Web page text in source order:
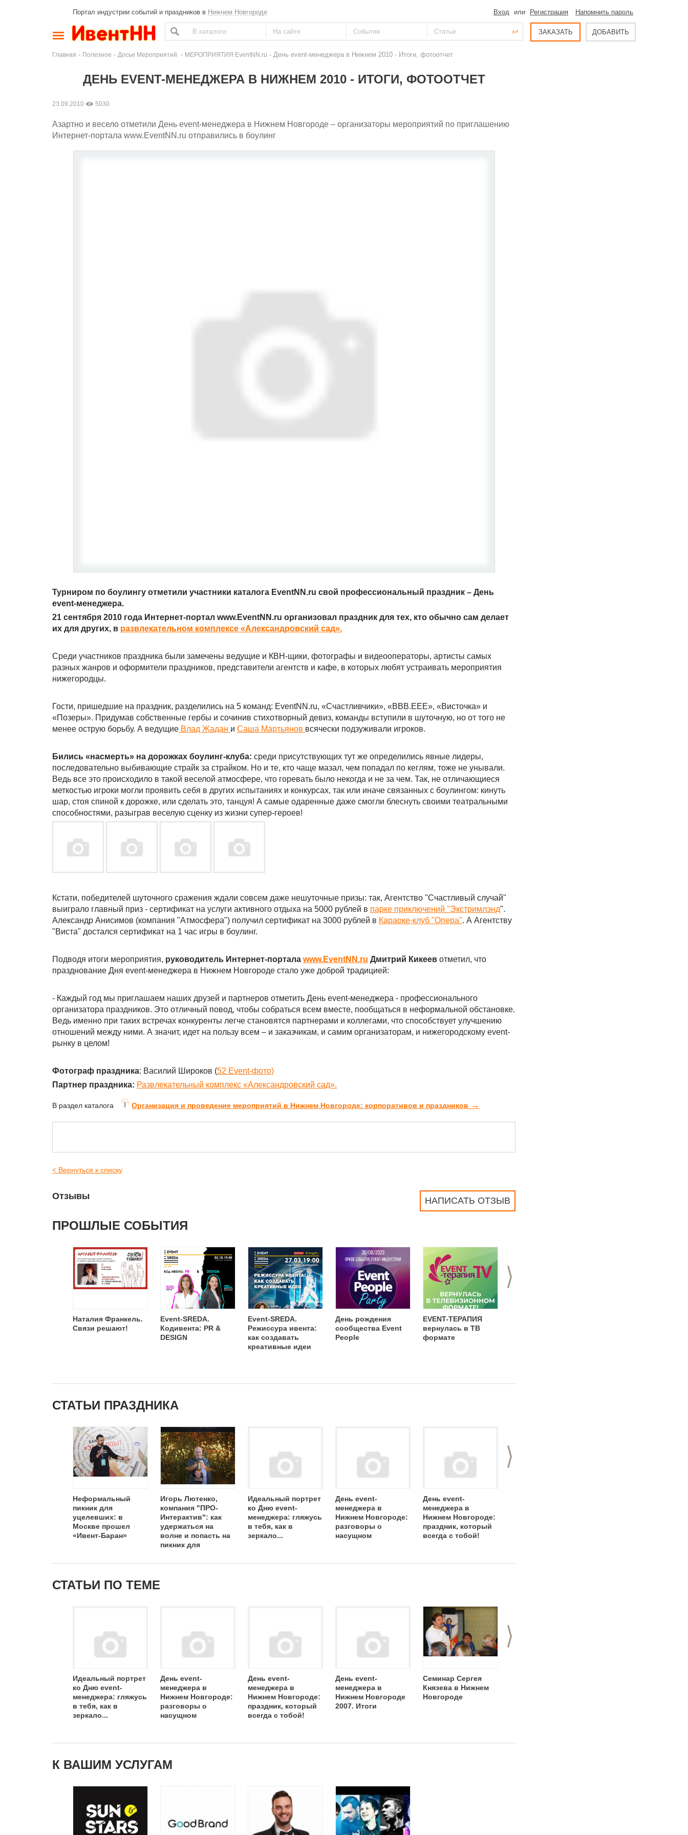
Портал индустрии событий и праздников в Нижнем Новгороде Вход или Регистрация Напомнить пароль
ЗАКАЗАТЬ ДОБАВИТЬ
Главная - Полезное - Досье Мероприятий - МЕРОПРИЯТИЯ EventNN.ru - День event-менеджера в Нижнем 2010 - Итоги, фотоотчет
ДЕНЬ EVENT-МЕНЕДЖЕРА В НИЖНЕМ 2010 - ИТОГИ, ФОТООТЧЕТ
23.09.2010 5030
Азартно и весело отметили День event-менеджера в Нижнем Новгороде – организаторы мероприятий по приглашению
Интернет-портала www.EventNN.ru отправились в боулинг
Турниром по боулингу отметили участники каталога EventNN.ru свой профессиональный праздник – День
event-менеджера.
21 сентября 2010 года Интернет-портал www.EventNN.ru организовал праздник для тех, кто обычно сам делает
их для других, в развлекательном комплексе «Александровский сад».
Среди участников праздника были замечены ведущие и КВН-щики, фотографы и видеооператоры, артисты самых
разных жанров и оформители праздников, представители агентств и кафе, в которых любят устраивать мероприятия
нижегородцы.
Гости, пришедшие на праздник, разделились на 5 команд: EventNN.ru, «Счастливчики», «ВВВ.ЕЕЕ», «Висточка» и
«Позеры». Придумав собственные гербы и сочинив стихотворный девиз, команды вступили в шуточную, но от того не
менее острую борьбу. А ведущие Влад Жадан и Саша Мартьянов всячески подзуживали игроков.
Бились «насмерть» на дорожках боулинг-клуба: среди присутствующих тут же определились явные лидеры,
последовательно выбивающие страйк за страйком. Но и те, кто чаще мазал, чем попадал по кеглям, тоже не унывали.
Ведь все это происходило в такой веселой атмосфере, что горевать было некогда и не за чем. Так, не отличающиеся
меткостью игроки могли проявить себя в других испытаниях и конкурсах, так или иначе связанных с боулингом: кинуть
шар, стоя спиной к дорожке, или сделать это, танцуя! А самые одаренные даже смогли блеснуть своими театральными
способностями, разыграв веселую сценку из жизни супер-героев!
Кстати, победителей шуточного сражения ждали совсем даже нешуточные призы: так, Агентство "Счастливый случай"
выиграло главный приз - сертификат на услуги активного отдыха на 5000 рублей в парке приключений "Экстримлэнд".
Александр Анисимов (компания "Атмосфера") получил сертификат на 3000 рублей в Караоке-клуб "Опера". А Агентству
"Виста" достался сертификат на 1 час игры в боулинг.
Подводя итоги мероприятия, руководитель Интернет-портала www.EventNN.ru Дмитрий Кикеев отметил, что
празднование Дня event-менеджера в Нижнем Новгороде стало уже доброй традицией:
- Каждый год мы приглашаем наших друзей и партнеров отметить День event-менеджера - профессионального
организатора праздников. Это отличный повод, чтобы собраться всем вместе, пообщаться в неформальной обстановке.
Ведь именно при таких встречах конкуренты легче становятся партнерами и коллегами, что способствует улучшению
отношений между ними. А значит, идет на пользу всем – и заказчикам, и самим организаторам, и нижегородскому event-
рынку в целом!
Фотограф праздника: Василий Широков (52 Event-фото)
Партнер праздника: Развлекательный комплекс «Александровский сад».
В раздел каталога Организация и проведение мероприятий в Нижнем Новгороде: корпоративов и праздников →
< Вернуться к списку
НАПИСАТЬ ОТЗЫВ
Отзывы
ПРОШЛЫЕ СОБЫТИЯ
>
Наталия Франкель.
Связи решают!
Event-SREDA.
Кодивента: PR &
DESIGN
Event-SREDA.
Режиссура ивента:
как создавать
креативные идеи
День рождения
сообщества Event
People
EVENT-ТЕРАПИЯ
вернулась в ТВ
формате
СТАТЬИ ПРАЗДНИКА
>
Неформальный
пикник для
уцелевших: в
Москве прошел
«Ивент-Баран»
Игорь Лютенко,
компания "ПРО-
Интерактив": как
удержаться на
волне и попасть на
пикник для
Идеальный портрет
ко Дню event-
менеджера: гляжусь
в тебя, как в
зеркало...
День event-
менеджера в
Нижнем Новгороде:
разговоры о
насущном
День event-
менеджера в
Нижнем Новгороде:
праздник, который
всегда с тобой!
СТАТЬИ ПО ТЕМЕ
>
Идеальный портрет
ко Дню event-
менеджера: гляжусь
в тебя, как в
зеркало...
День event-
менеджера в
Нижнем Новгороде:
разговоры о
насущном
День event-
менеджера в
Нижнем Новгороде:
праздник, который
всегда с тобой!
День event-
менеджера в
Нижнем Новгороде
2007. Итоги
Семинар Сергея
Князева в Нижнем
Новгороде
К ВАШИМ УСЛУГАМ